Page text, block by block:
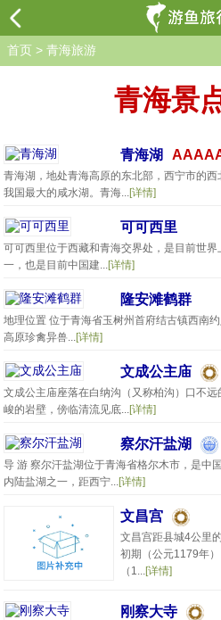
首页 > 青海旅游
青海景
青海湖
青海湖，地处青海高原的东北部，西宁市的
我国最大的咸水湖。青海...[详情]
可可西里
可可西里位于西藏和青海交界处，是目前世
一，也是目前中国建...[详情]
隆安滩鹤群
地理位置 位于青海省玉树州首府结古镇西南
高原珍禽异兽...[详情]
文成公主庙
文成公主庙座落在白纳沟（又称柏沟）口不
峻的岩壁，傍临清流见底...[详情]
察尔汗盐湖
导 游 察尔汗盐湖位于青海省格尔木市，是中
内陆盐湖之一，距西宁...[详情]
文昌宫
文昌宫距县城4公里
初期（公元1179年
（1...[详情]
刚察大寺